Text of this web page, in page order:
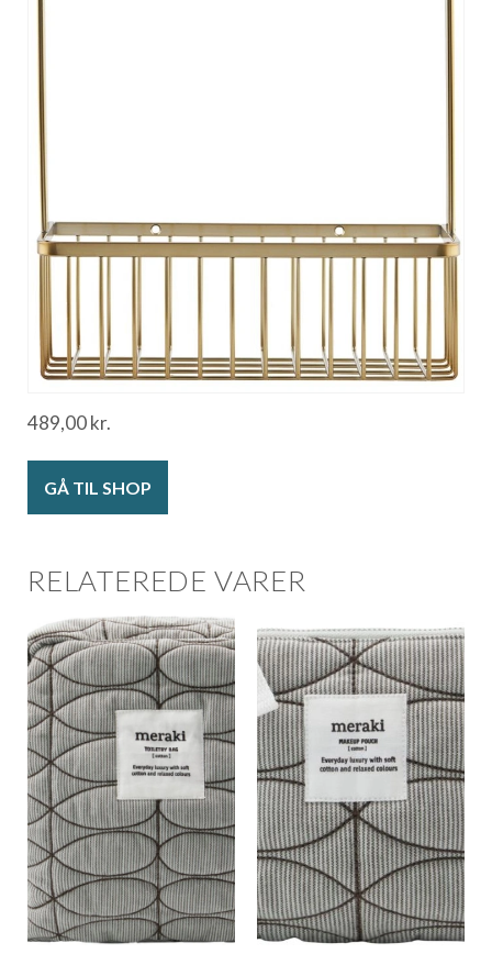
489,00kr.
GÅ TIL SHOP
RELATEREDE VARER